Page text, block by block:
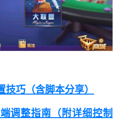
巧（含脚本分享）
调整指南（附详细控制